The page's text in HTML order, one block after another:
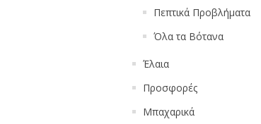
Πεπτικά Προβλήματα
Όλα τα Βότανα
Έλαια
Προσφορές
Μπαχαρικά